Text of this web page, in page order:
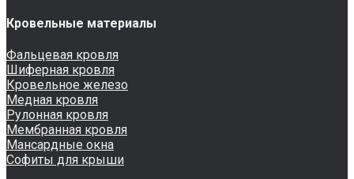
Кровельные материалы
Фальцевая кровля
Шиферная кровля
Кровельное железо
Медная кровля
Рулонная кровля
Мембранная кровля
Мансардные окна
Софиты для крыши